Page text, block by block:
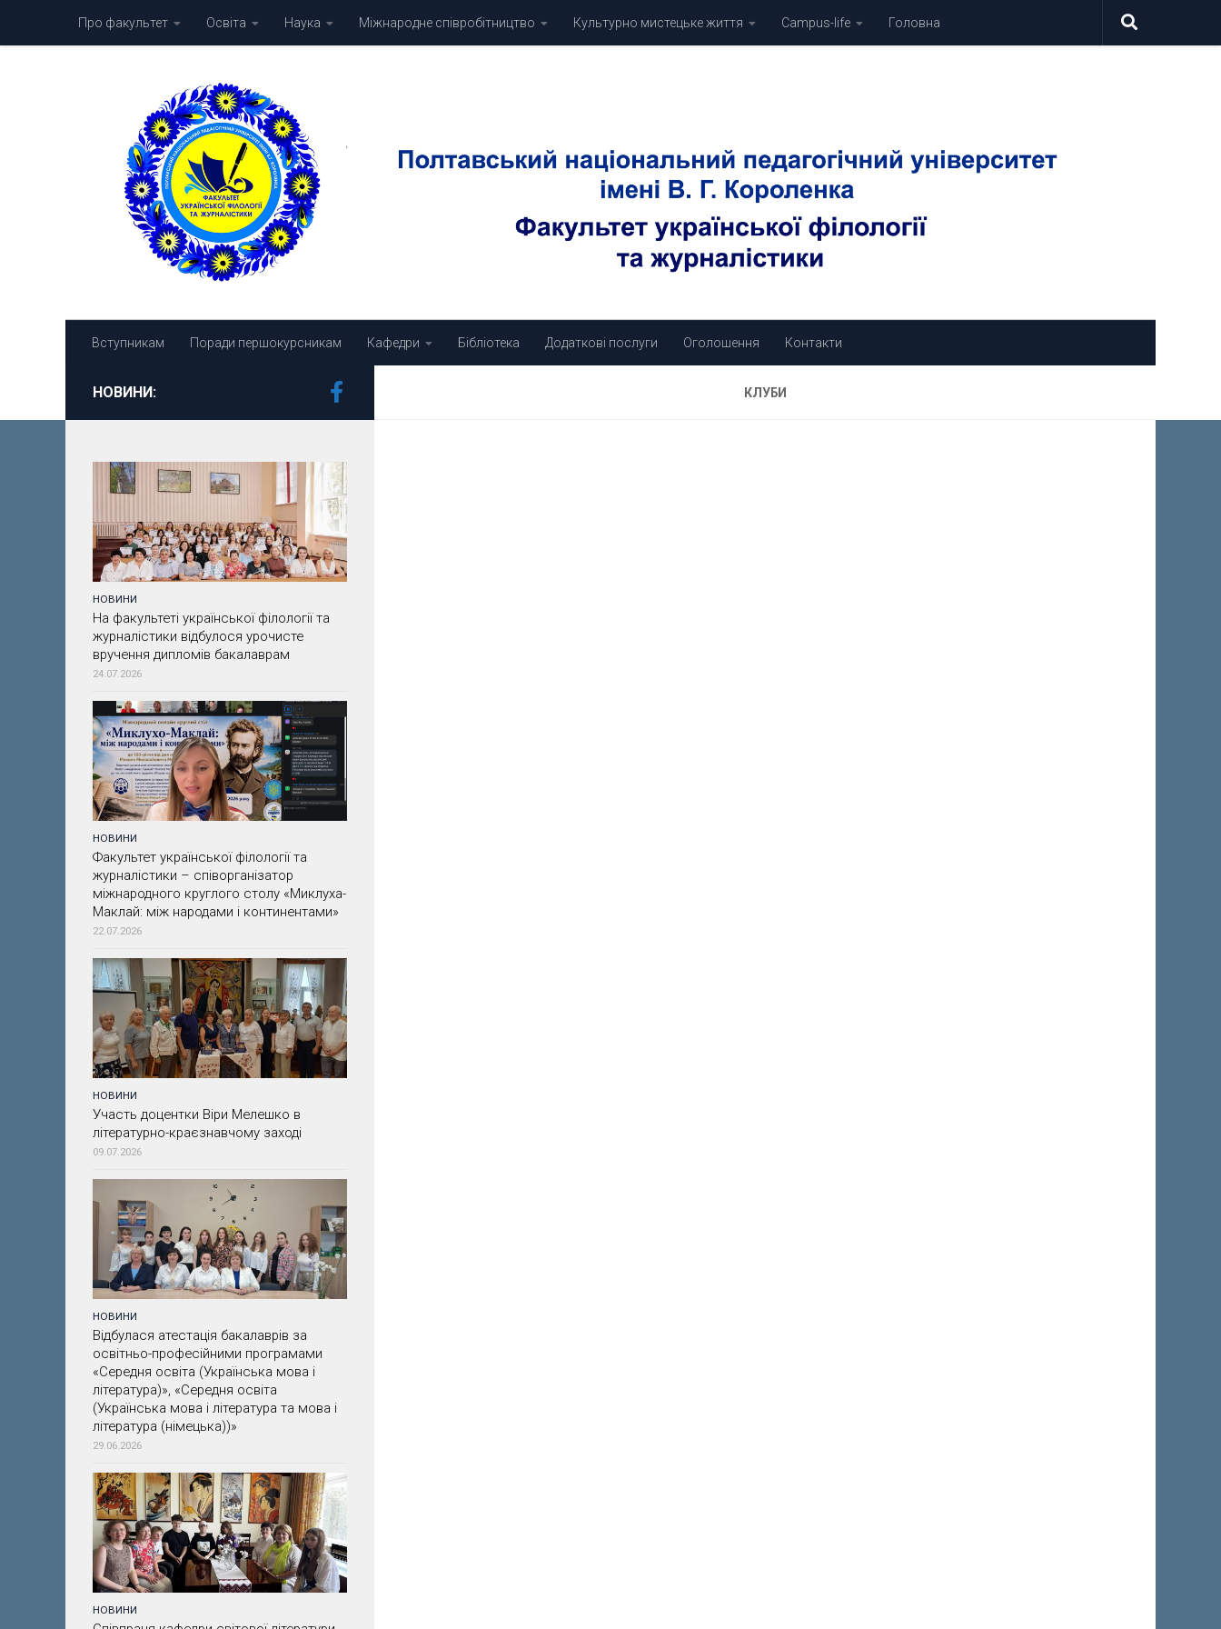
Skip to contentПро факультет Освіта Наука Міжнародне співробітництво Культурно мистецьке життя Campus-life Головна
Вступникам Поради першокурсникам Кафедри Бібліотека Додаткові послуги Оголошення Контакти
КЛУБИ
НОВИНИ:
НОВИНИ
На факультеті української філології та
журналістики відбулося урочисте
вручення дипломів бакалаврам
24.07.2026
НОВИНИ
Факультет української філології та
журналістики – співорганізатор
міжнародного круглого столу «Миклуха-
Маклай: між народами і континентами»
22.07.2026
НОВИНИ
Участь доцентки Віри Мелешко в
літературно-краєзнавчому заході
09.07.2026
НОВИНИ
Відбулася атестація бакалаврів за
освітньо-професійними програмами
«Середня освіта (Українська мова і
література)», «Середня освіта
(Українська мова і література та мова і
література (німецька))»
29.06.2026
НОВИНИ